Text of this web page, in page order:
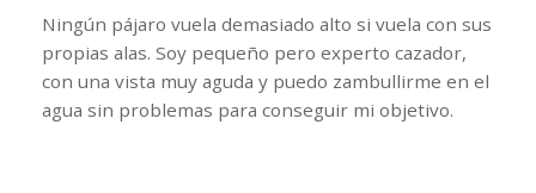
Ningún pájaro vuela demasiado alto si vuela con sus
propias alas. Soy pequeño pero experto cazador,
con una vista muy aguda y puedo zambullirme en el
agua sin problemas para conseguir mi objetivo.